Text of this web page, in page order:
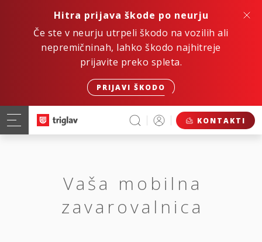
Hitra prijava škode po neurju
Če ste v neurju utrpeli škodo na vozilih ali
nepremičninah, lahko škodo najhitreje
prijavite preko spleta.
PRIJAVI ŠKODO
KONTAKTI
Vaša mobilna
zavarovalnica